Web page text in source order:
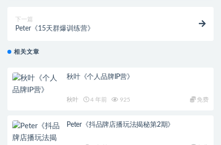
下一篇
Peter《15天群爆训练营》
相关文章
秋叶《个人品牌IP营》
秋叶 4 年前 925 免费
Peter《抖品牌店播玩法揭秘第2期》